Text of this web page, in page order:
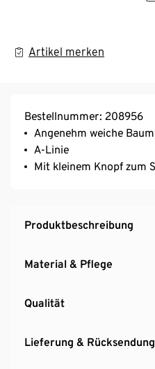
Artikel merken
Bestellnummer: 208956
Angenehm weiche
A-Linie
Mit kleinem Knopf zum
Produktbeschreibung
Material & Pflege
Qualität
Lieferung & Rücksendung